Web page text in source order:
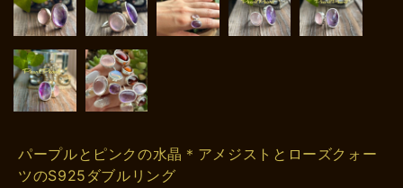
パープルとピンクの水晶＊アメジストとローズクォー
ツのS925ダブルリング